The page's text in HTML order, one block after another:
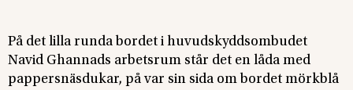
På det lilla runda bordet i huvudskyddsombudet
Navid Ghannads arbetsrum står det en låda med
pappersnäsdukar, på var sin sida om bordet mörkblå